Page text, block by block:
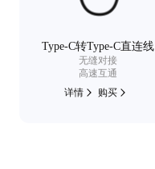
Type-C转Type-C直连线
无缝对接
高速互通
详情
购买